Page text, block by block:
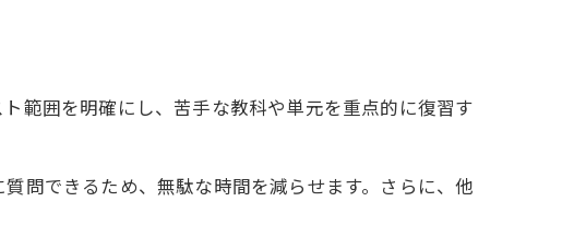
範囲を明確にし、苦手な教科や単元を重点的に復習す
問できるため、無駄な時間を減らせます。さらに、他